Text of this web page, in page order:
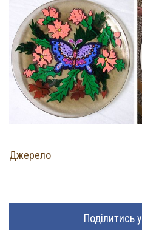
Джерело
Поділитись у